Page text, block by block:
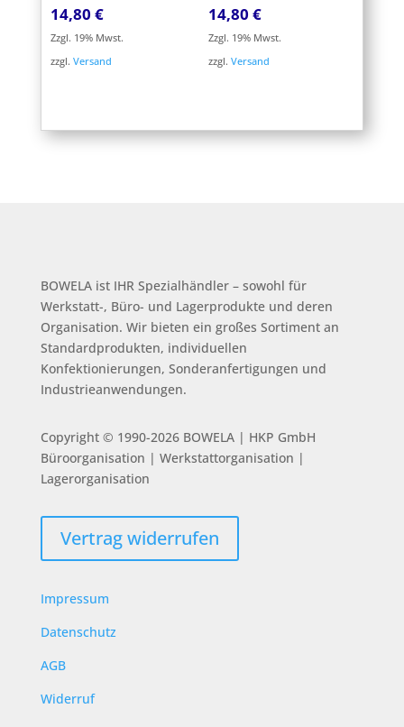
14,80 €
Zzgl. 19% Mwst.
zzgl. Versand
14,80 €
Zzgl. 19% Mwst.
zzgl. Versand
BOWELA ist IHR Spezialhändler – sowohl für
Werkstatt-, Büro- und Lagerprodukte und deren
Organisation. Wir bieten ein großes Sortiment an
Standardprodukten, individuellen
Konfektionierungen, Sonderanfertigungen und
Industrieanwendungen.
Copyright © 1990-2026 BOWELA | HKP GmbH
Büroorganisation | Werkstattorganisation |
Lagerorganisation
Vertrag widerrufen
Impressum
Datenschutz
AGB
Widerruf